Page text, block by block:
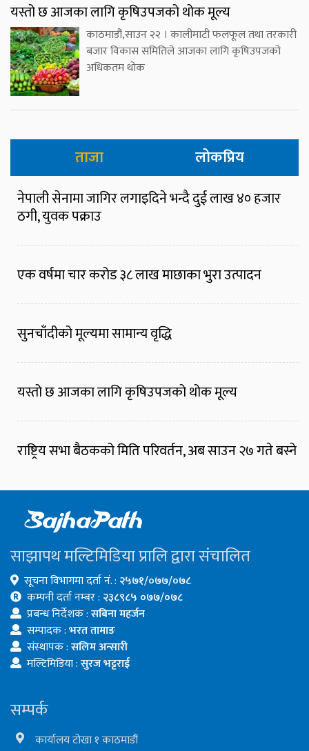
यस्तो छ आजका लागि कृषिउपजको थोक मूल्य
काठमाडौं,साउन २२ । कालीमाटी फलफूल तथा तरकारी
बजार विकास समितिले आजका लागि कृषिउपजको
अधिकतम थोक
ताजा लोकप्रिय
नेपाली सेनामा जागिर लगाइदिने भन्दै दुई लाख ४० हजार
ठगी, युवक पक्राउ
एक वर्षमा चार करोड ३८ लाख माछाका भुरा उत्पादन
सुनचाँदीको मूल्यमा सामान्य वृद्धि
यस्तो छ आजका लागि कृषिउपजको थोक मूल्य
राष्ट्रिय सभा बैठकको मिति परिवर्तन, अब साउन २७ गते बस्ने
साझापथ मल्टिमिडिया प्रालि द्वारा संचालित
सूचना विभागमा दर्ता नं. : २५७१/०७७/०७८
कम्पनी दर्ता नम्बर : २३८९८५ ०७७/०७८
प्रबन्ध निर्देशक :सबिना महर्जन
सम्पादक :भरत तामाङ
संस्थापक :सलिम अन्सारी
मल्टिमिडिया :सुरज भट्टराई
सम्पर्क
कार्यालय टोखा १ काठमाडौं